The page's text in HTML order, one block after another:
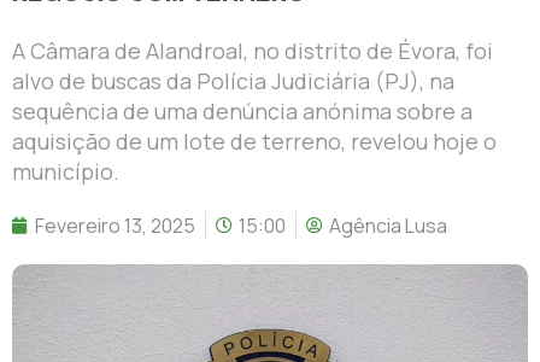
A Câmara de Alandroal, no distrito de Évora, foi
alvo de buscas da Polícia Judiciária (PJ), na
sequência de uma denúncia anónima sobre a
aquisição de um lote de terreno, revelou hoje o
município.
Fevereiro 13, 2025 15:00 Agência Lusa